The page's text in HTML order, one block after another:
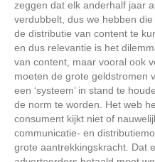
zeggen dat elk anderhalf jaar
verdubbelt, dus we hebben
de distributie van content te
en dus relevantie is het
van content, maar vooral ook
moeten de grote geldstromen
een ‘systeem’ in stand te
de norm te worden. Het web
consument kijkt niet of
communicatie- en
grote aantrekkingskracht. Dat